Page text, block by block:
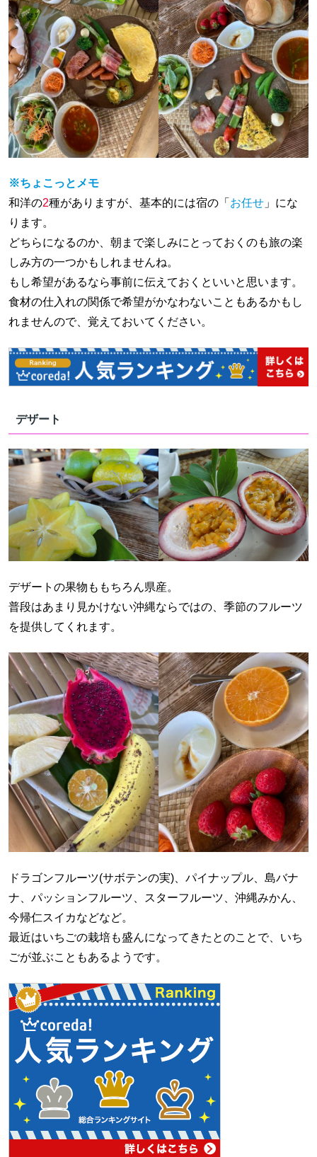
※ちょこっとメモ
和洋の2種がありますが、基本的には宿の「 お任せ 」にな
ります。
どちらになるのか、朝まで楽しみにとっておくのも旅の楽
しみ方の一つかもしれませんね。
もし希望があるなら事前に伝えておくといいと思います。
食材の仕入れの関係で希望がかなわないこともあるかもし
れませんので、覚えておいてください。
デザート
デザートの果物ももちろん県産。
普段はあまり見かけない沖縄ならではの、季節のフルーツ
を提供してくれます。
ドラゴンフルーツ(サボテンの実)、パイナップル、島バナ
ナ、パッションフルーツ、スターフルーツ、沖縄みかん、
今帰仁スイカなどなど。
最近はいちごの栽培も盛んになってきたとのことで、いち
ごが並ぶこともあるようです。